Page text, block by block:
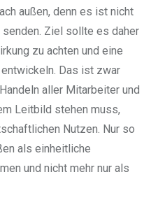
außen, denn es ist nicht
Ziel sollte es daher
zu achten und eine
Das ist zwar
aller Mitarbeiter und
Leitbild stehen muss,
Nutzen. Nur so
als einheitliche
und nicht mehr nur als